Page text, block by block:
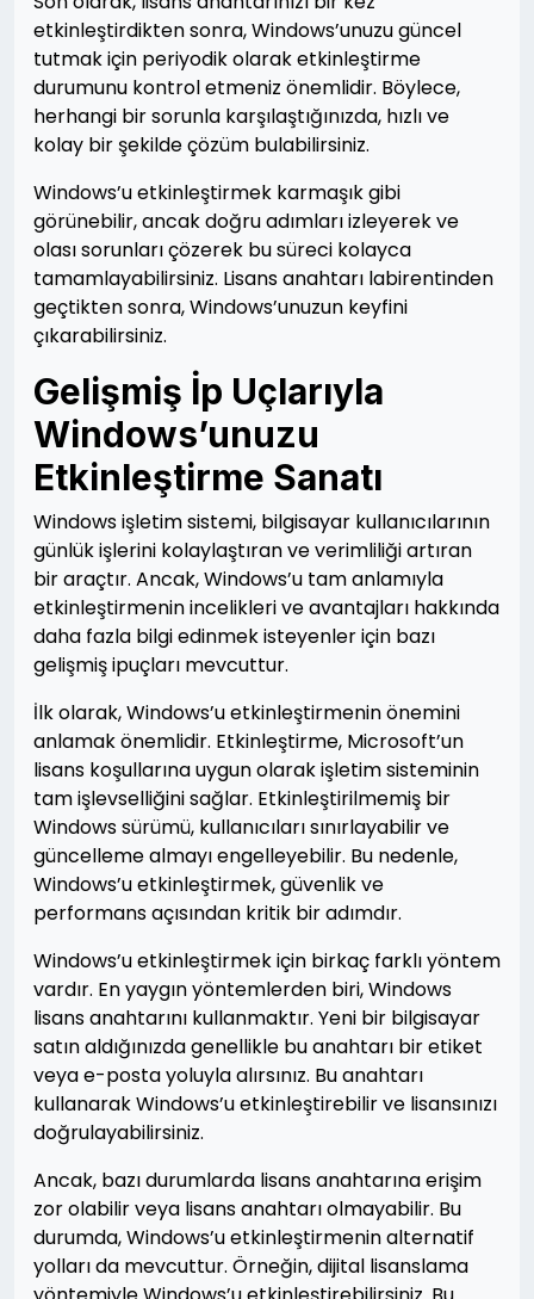
etkinleştirdikten sonra, Windows’unuzu güncel
tutmak için periyodik olarak etkinleştirme
durumunu kontrol etmeniz önemlidir. Böylece,
herhangi bir sorunla karşılaştığınızda, hızlı ve
kolay bir şekilde çözüm bulabilirsiniz.
Windows’u etkinleştirmek karmaşık gibi
görünebilir, ancak doğru adımları izleyerek ve
olası sorunları çözerek bu süreci kolayca
tamamlayabilirsiniz. Lisans anahtarı labirentinden
geçtikten sonra, Windows’unuzun keyfini
çıkarabilirsiniz.
Gelişmiş İp Uçlarıyla
Windows’unuzu
Etkinleştirme Sanatı
Windows işletim sistemi, bilgisayar kullanıcılarının
günlük işlerini kolaylaştıran ve verimliliği artıran
bir araçtır. Ancak, Windows’u tam anlamıyla
etkinleştirmenin incelikleri ve avantajları hakkında
daha fazla bilgi edinmek isteyenler için bazı
gelişmiş ipuçları mevcuttur.
İlk olarak, Windows’u etkinleştirmenin önemini
anlamak önemlidir. Etkinleştirme, Microsoft’un
lisans koşullarına uygun olarak işletim sisteminin
tam işlevselliğini sağlar. Etkinleştirilmemiş bir
Windows sürümü, kullanıcıları sınırlayabilir ve
güncelleme almayı engelleyebilir. Bu nedenle,
Windows’u etkinleştirmek, güvenlik ve
performans açısından kritik bir adımdır.
Windows’u etkinleştirmek için birkaç farklı yöntem
vardır. En yaygın yöntemlerden biri, Windows
lisans anahtarını kullanmaktır. Yeni bir bilgisayar
satın aldığınızda genellikle bu anahtarı bir etiket
veya e-posta yoluyla alırsınız. Bu anahtarı
kullanarak Windows’u etkinleştirebilir ve lisansınızı
doğrulayabilirsiniz.
Ancak, bazı durumlarda lisans anahtarına erişim
zor olabilir veya lisans anahtarı olmayabilir. Bu
durumda, Windows’u etkinleştirmenin alternatif
yolları da mevcuttur. Örneğin, dijital lisanslama